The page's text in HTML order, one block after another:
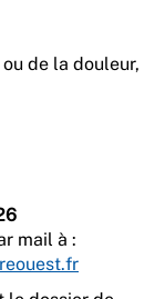
de la douleur,
mail à :